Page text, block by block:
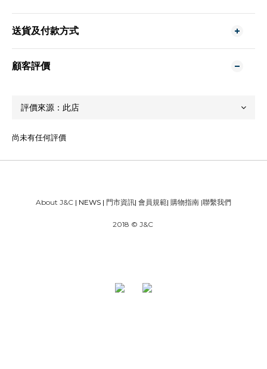
送貨及付款方式
顧客評價
尚未有任何評價
About J&C | NEWS | 門市資訊| 會員規範| 購物指南 |聯繫我們
2018 © J&C